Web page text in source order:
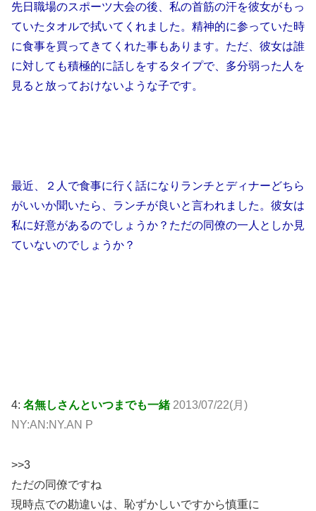
先日職場のスポーツ大会の後、私の首筋の汗を彼女がもっ
ていたタオルで拭いてくれました。精神的に参っていた時
に食事を買ってきてくれた事もあります。ただ、彼女は誰
に対しても積極的に話しをするタイプで、多分弱った人を
見ると放っておけないような子です。
最近、２人で食事に行く話になりランチとディナーどちら
がいいか聞いたら、ランチが良いと言われました。彼女は
私に好意があるのでしょうか？ただの同僚の一人としか見
ていないのでしょうか？
4: 名無しさんといつまでも一緒 2013/07/22(月)
NY:AN:NY.AN P
>>3
ただの同僚ですね
現時点での勘違いは、恥ずかしいですから慎重に